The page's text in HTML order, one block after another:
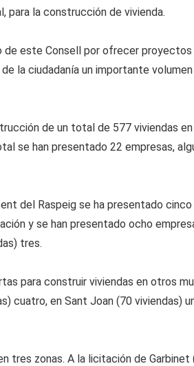
para la construcción de vivienda.
este Consell por ofrecer
la ciudadanía un importante
de un total de 577 viviendas
se han presentado 22 empresas,
del Raspeig se ha presentado
y se han presentado ocho
tres.
para construir viviendas en otros
cuatro, en Sant Joan (70 viviendas)
tres zonas. A la licitación de